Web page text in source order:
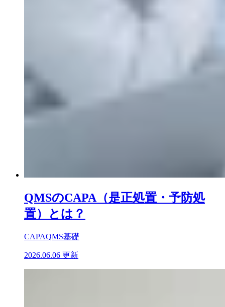
QMSのCAPA（是正処置・予防処
置）とは？
CAPAQMS基礎
2026.06.06 更新